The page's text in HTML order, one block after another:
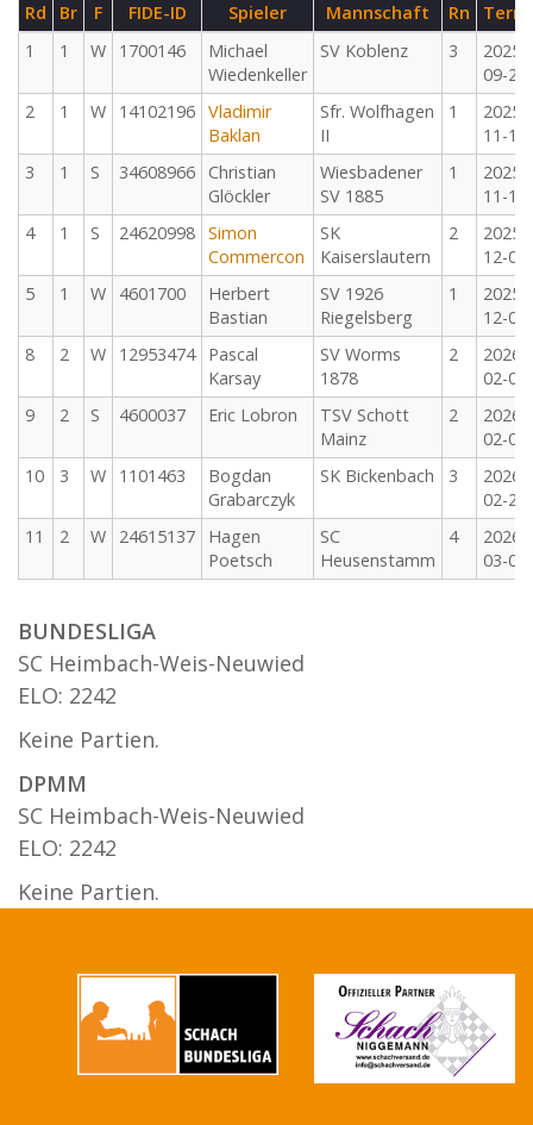
Rd Br F FIDE-ID Spieler Mannschaft Rn
1
1 W 1700146
Michael
Wiedenkeller
SV Koblenz 3
2025-
09-27
2
1 W 14102196 Vladimir
Baklan
Sfr. Wolfhagen
II
1
2025-
11-15
3
1 S 34608966
Christian
Glöckler
Wiesbadener
SV 1885
1
2025-
11-16
4
1 S 24620998 Simon
Commercon
SK
Kaiserslautern
2
2025-
12-06
5
1 W 4601700
Herbert
Bastian
SV 1926
Riegelsberg
1
2025-
12-07
8
2 W 12953474
Pascal
Karsay
SV Worms
1878
2
2026-
02-07
9
2 S 4600037 Eric Lobron
TSV Schott
Mainz
2
2026-
02-08
10
3 W 1101463
Bogdan
Grabarczyk
SK Bickenbach 3
2026-
02-28
11
2 W 24615137
Hagen
Poetsch
SC
Heusenstamm
4
2026-
03-01
BUNDESLIGA
SC Heimbach-Weis-Neuwied
ELO: 2242
Keine Partien.
DPMM
SC Heimbach-Weis-Neuwied
ELO: 2242
Keine Partien.